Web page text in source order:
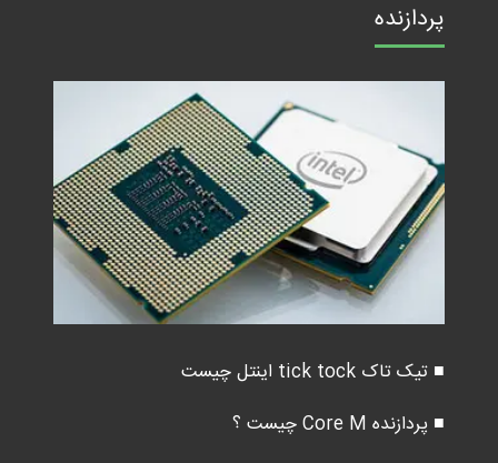
پردازنده
■ تیک تاک tick tock اینتل چیست
■ پردازنده Core M چیست ؟